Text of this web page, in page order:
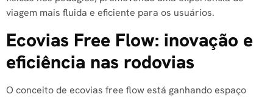
viagem mais fluida e eficiente para os usuários.
Ecovias Free Flow: inovação e
eficiência nas rodovias
O conceito de ecovias free flow está ganhando espaço